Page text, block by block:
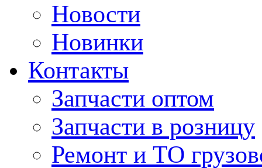
Новости
Новинки
Контакты
Запчасти оптом
Запчасти в розницу
Ремонт и ТО